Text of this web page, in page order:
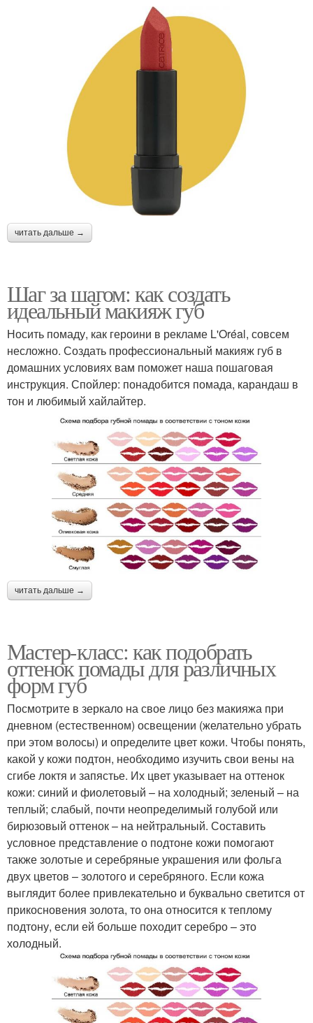
читать дальше →
Шаг за шагом: как создать
идеальный макияж губ
Носить помаду, как героини в рекламе L'Oréal, совсем
несложно. Создать профессиональный макияж губ в
домашних условиях вам поможет наша пошаговая
инструкция. Спойлер: понадобится помада, карандаш в
тон и любимый хайлайтер.
читать дальше →
Мастер-класс: как подобрать
оттенок помады для различных
форм губ
Посмотрите в зеркало на свое лицо без макияжа при
дневном (естественном) освещении (желательно убрать
при этом волосы) и определите цвет кожи. Чтобы понять,
какой у кожи подтон, необходимо изучить свои вены на
сгибе локтя и запястье. Их цвет указывает на оттенок
кожи: синий и фиолетовый – на холодный; зеленый – на
теплый; слабый, почти неопределимый голубой или
бирюзовый оттенок – на нейтральный. Составить
условное представление о подтоне кожи помогают
также золотые и серебряные украшения или фольга
двух цветов – золотого и серебряного. Если кожа
выглядит более привлекательно и буквально светится от
прикосновения золота, то она относится к теплому
подтону, если ей больше походит серебро – это
холодный.